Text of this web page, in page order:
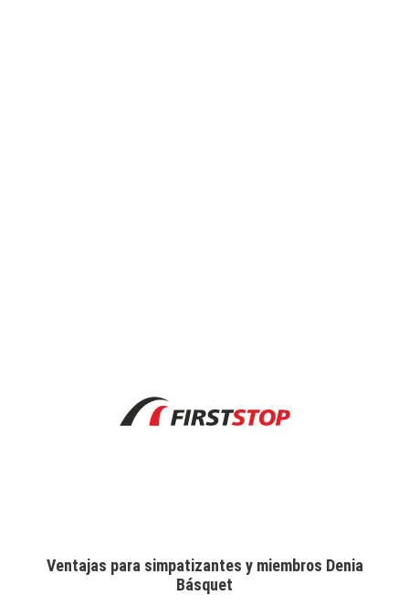
Ventajas para simpatizantes y miembros Denia
Básquet